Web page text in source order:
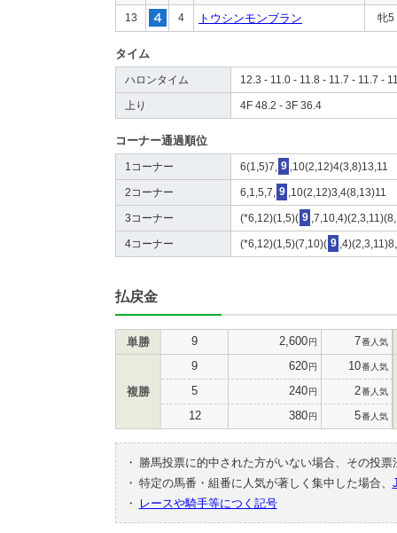
13 4 トウシンモンブラン 牝5
タイム
ハロンタイム 12.3 - 11.0 - 11.8 - 11.7 - 11.7 -
上り 4F 48.2 - 3F 36.4
コーナー通過順位
1コーナー 6(1,5)7, 9 ,10(2,12)4(3,8)13,11
2コーナー 6,1,5,7, 9 ,10(2,12)3,4(8,13)11
3コーナー (*6,12)(1,5)( 9
4コーナー (*6,12)(1,5)(7,10)( 9
払戻金
単勝 9 2,600円 7番人気
複勝
9 620円 10番人気
5 240円 2番人気
12 380円 5番人気
・
勝馬投票に的中された方がいない場合、その投
・ 特定の馬番・組番に人気が著しく集中した場合、
・
レースや騎手等につく記号